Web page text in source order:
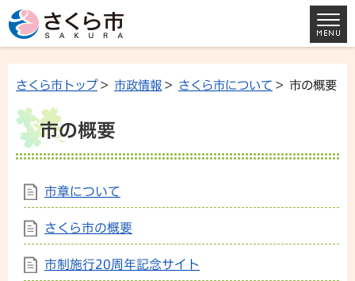
さくら市トップ> 市政情報 > さくら市について > 市の概要
市の概要
市章について
さくら市の概要
市制施行20周年記念サイト